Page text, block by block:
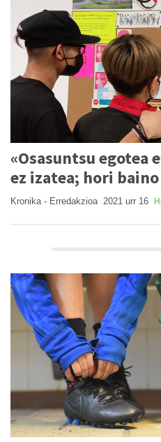
«Osasuntsu egotea
ez izatea; hori
Kronika - Erredakzioa 2021 urr 16